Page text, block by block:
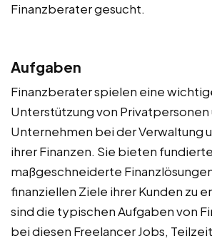
Finanzberater gesucht.
Aufgaben
Finanzberater spielen eine
Unterstützung von Privatpersonen
Unternehmen bei der Verwaltung
ihrer Finanzen. Sie bieten
maßgeschneiderte
finanziellen Ziele ihrer Kunden zu
sind die typischen Aufgaben von
bei diesen Freelancer Jobs,